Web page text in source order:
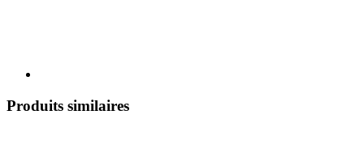
Produits similaires